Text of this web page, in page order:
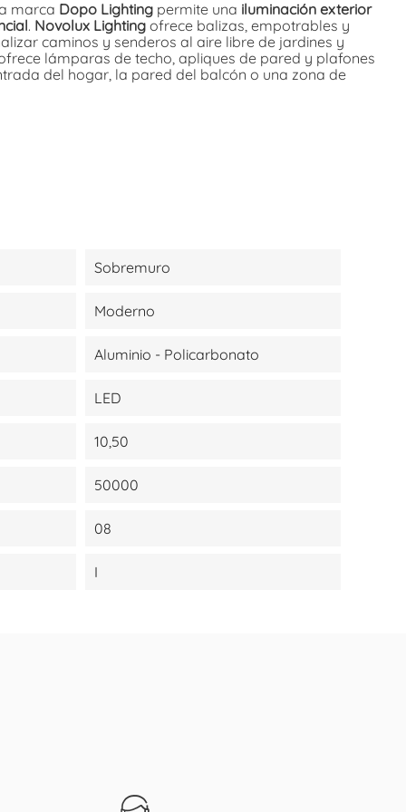
marca Dopo Lighting permite una iluminación exterior
. Novolux Lighting ofrece balizas, empotrables y
caminos y senderos al aire libre de jardines y
lámparas de techo, apliques de pared y plafones
del hogar, la pared del balcón o una zona de
Sobremuro
Moderno
Aluminio - Policarbonato
LED
10,50
50000
08
I